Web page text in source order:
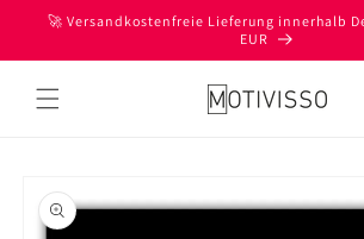
zum
🚀 Versandkostenfreie Lieferung innerhalb
EUR